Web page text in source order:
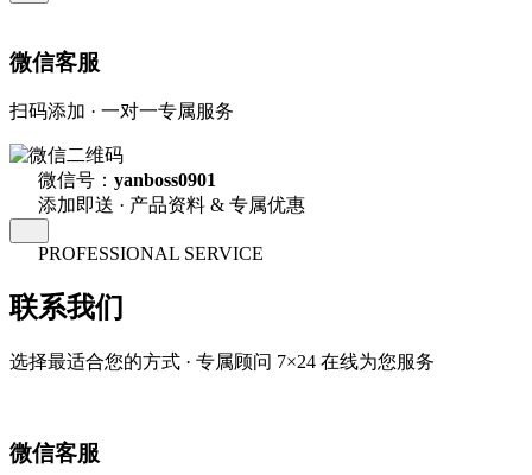
微信客服
扫码添加 · 一对一专属服务
微信号： yanboss0901
添加即送 · 产品资料 & 专属优惠
PROFESSIONAL SERVICE
联系我们
选择最适合您的方式 · 专属顾问 7×24 在线为您服务
微信客服